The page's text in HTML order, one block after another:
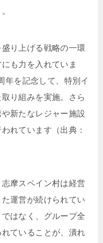
り上げる戦略の一環
も力を入れていま
年を記念して、特別イ
り組みを実施。さら
新たなレジャー施設
れています（出典：
摩スペイン村は経営
運営が続けられてい
はなく、グループ全
ていることが、潰れ